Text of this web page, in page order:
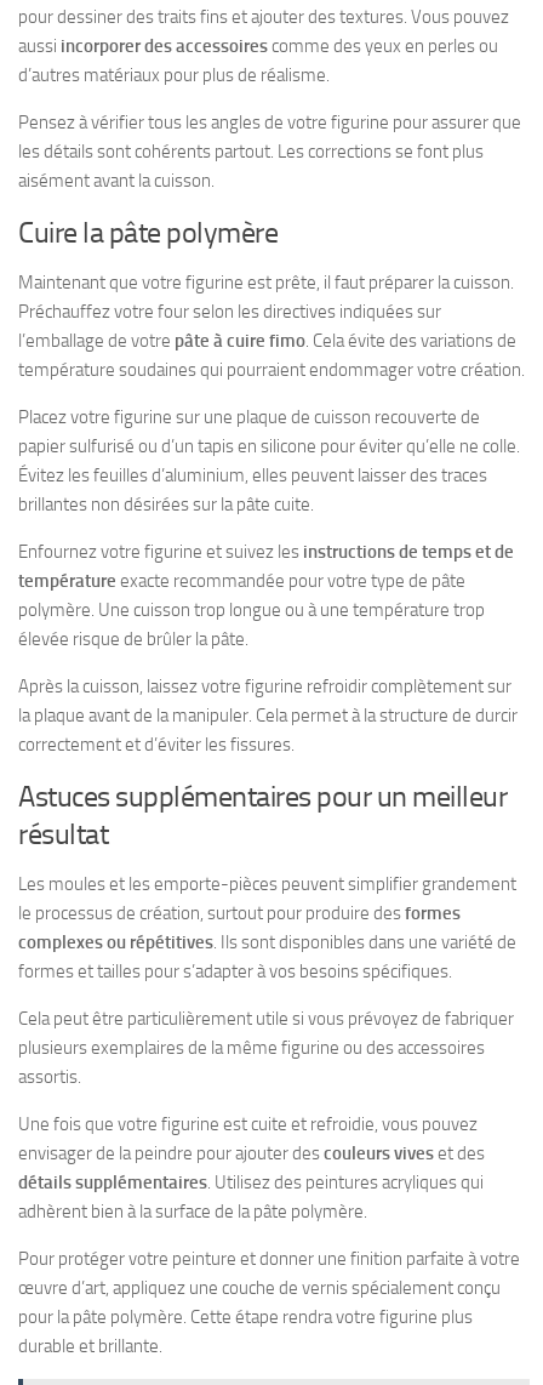
pour dessiner des traits fins et ajouter des textures. Vous pouvez
aussi incorporer des accessoirescomme des yeux en perles ou
d’autres matériaux pour plus de réalisme.
Pensez à vérifier tous les angles de votre figurine pour assurer que
les détails sont cohérents partout. Les corrections se font plus
aisément avant la cuisson.
Cuire la pâte polymère
Maintenant que votre figurine est prête, il faut préparer la cuisson.
Préchauffez votre four selon les directives indiquées sur
l’emballage de votre pâte à cuire fimo. Cela évite des variations de
température soudaines qui pourraient endommager votre création.
Placez votre figurine sur une plaque de cuisson recouverte de
papier sulfurisé ou d’un tapis en silicone pour éviter qu’elle ne colle.
Évitez les feuilles d’aluminium, elles peuvent laisser des traces
brillantes non désirées sur la pâte cuite.
Enfournez votre figurine et suivez les instructions de temps et de
température exacte recommandée pour votre type de pâte
polymère. Une cuisson trop longue ou à une température trop
élevée risque de brûler la pâte.
Après la cuisson, laissez votre figurine refroidir complètement sur
la plaque avant de la manipuler. Cela permet à la structure de durcir
correctement et d’éviter les fissures.
Astuces supplémentaires pour un meilleur
résultat
Les moules et les emporte-pièces peuvent simplifier grandement
le processus de création, surtout pour produire desformes
complexes ou répétitives. Ils sont disponibles dans une variété de
formes et tailles pour s’adapter à vos besoins spécifiques.
Cela peut être particulièrement utile si vous prévoyez de fabriquer
plusieurs exemplaires de la même figurine ou des accessoires
assortis.
Une fois que votre figurine est cuite et refroidie, vous pouvez
envisager de la peindre pour ajouter descouleurs viveset des
détails supplémentaires. Utilisez des peintures acryliques qui
adhèrent bien à la surface de la pâte polymère.
Pour protéger votre peinture et donner une finition parfaite à votre
œuvre d’art, appliquez une couche de vernis spécialement conçu
pour la pâte polymère. Cette étape rendra votre figurine plus
durable et brillante.